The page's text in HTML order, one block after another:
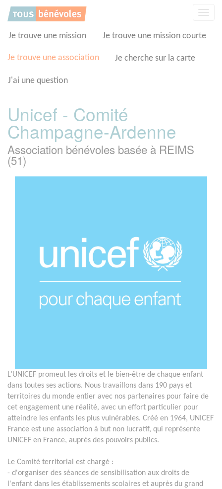
Je trouve une mission Je trouve une mission courte
Je trouve une association Je cherche sur la carte
J'ai une question
Unicef - Comité
Champagne-Ardenne
Association bénévoles basée à REIMS
(51)
L’UNICEF promeut les droits et le bien-être de chaque enfant
dans toutes ses actions. Nous travaillons dans 190 pays et
territoires du monde entier avec nos partenaires pour faire de
cet engagement une réalité, avec un effort particulier pour
atteindre les enfants les plus vulnérables. Créé en 1964, UNICEF
France est une association à but non lucratif, qui représente
UNICEF en France, auprès des pouvoirs publics.
Le Comité territorial est chargé :
- d'organiser des séances de sensibilisation aux droits de
l'enfant dans les établissements scolaires et auprès du grand
Panneau de gestion des cookies